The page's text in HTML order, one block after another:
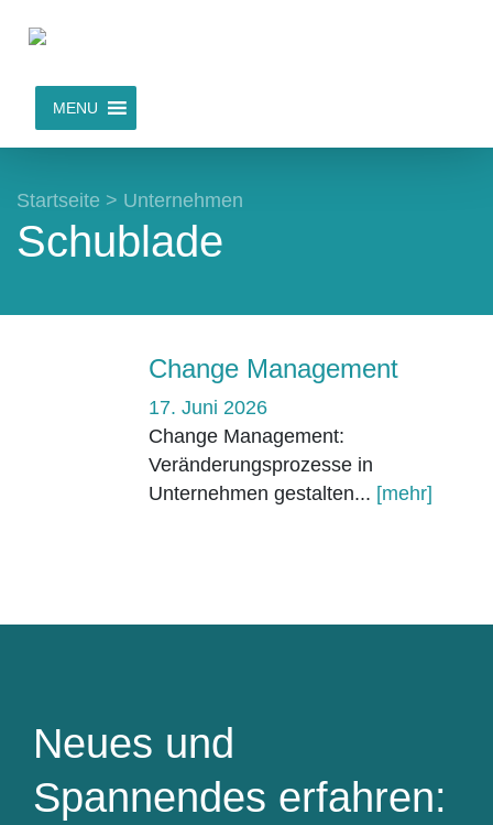
MENU
Startseite > Unternehmen
Schublade
Change Management
17. Juni 2026
Change Management:
Veränderungsprozesse in
Unternehmen gestalten... [mehr]
Neues und
Spannendes erfahren: